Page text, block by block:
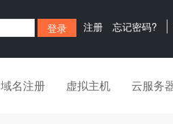
注册 忘记密码?
域名注册 虚拟主机 云服务